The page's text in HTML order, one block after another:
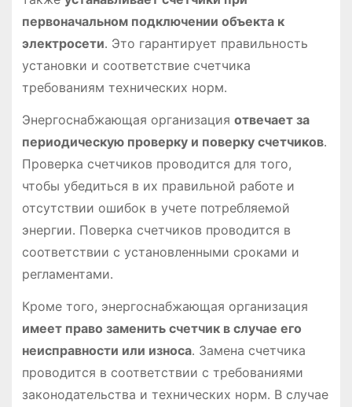
первоначальном подключении объекта к
электросети․ Это гарантирует правильность
установки и соответствие счетчика
требованиям технических норм․
Энергоснабжающая организация отвечает за
периодическую проверку и поверку счетчиков․
Проверка счетчиков проводится для того,
чтобы убедиться в их правильной работе и
отсутствии ошибок в учете потребляемой
энергии․ Поверка счетчиков проводится в
соответствии с установленными сроками и
регламентами․
Кроме того, энергоснабжающая организация
имеет право заменить счетчик в случае его
неисправности или износа․ Замена счетчика
проводится в соответствии с требованиями
законодательства и технических норм․ В случае